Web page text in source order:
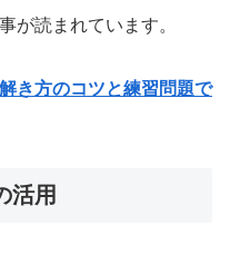
が読まれています。
き方のコツと練習問題で
活用